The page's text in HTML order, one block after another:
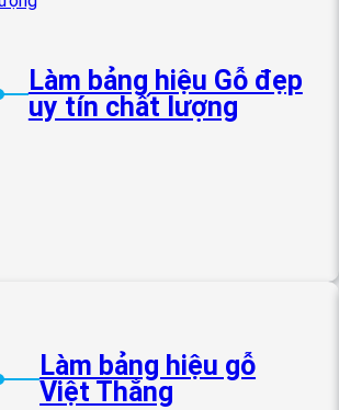
Làm bảng hiệu Gỗ đẹp
uy tín chất lượng
Làm bảng hiệu gỗ
Việt Thắng